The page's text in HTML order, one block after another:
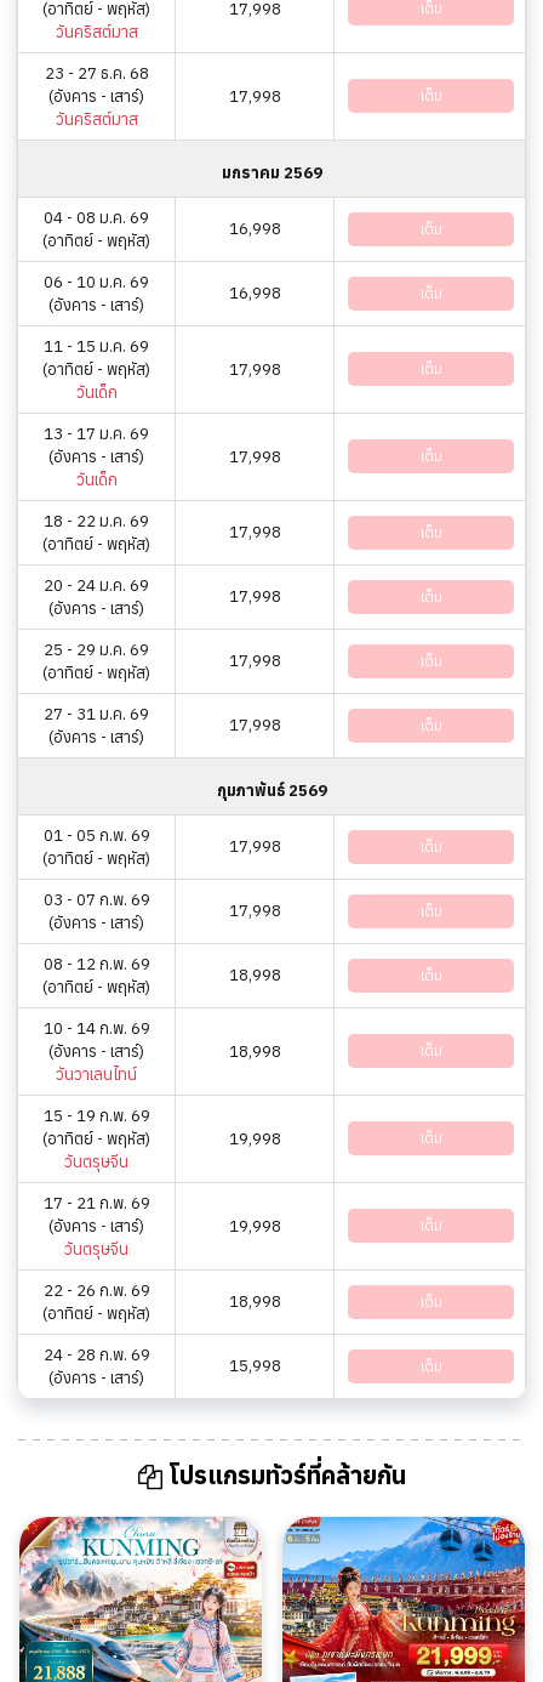
(อาทิตย์ - พฤหัส)
วันคริสต์มาส
17,998 เต็ม
23 - 27 ธ.ค. 68
(อังคาร - เสาร์)
วันคริสต์มาส
17,998 เต็ม
มกราคม 2569
04 - 08 ม.ค. 69
(อาทิตย์ - พฤหัส)
16,998 เต็ม
06 - 10 ม.ค. 69
(อังคาร - เสาร์)
16,998 เต็ม
11 - 15 ม.ค. 69
(อาทิตย์ - พฤหัส)
วันเด็ก
17,998 เต็ม
13 - 17 ม.ค. 69
(อังคาร - เสาร์)
วันเด็ก
17,998 เต็ม
18 - 22 ม.ค. 69
(อาทิตย์ - พฤหัส)
17,998 เต็ม
20 - 24 ม.ค. 69
(อังคาร - เสาร์)
17,998 เต็ม
25 - 29 ม.ค. 69
(อาทิตย์ - พฤหัส)
17,998 เต็ม
27 - 31 ม.ค. 69
(อังคาร - เสาร์)
17,998 เต็ม
กุมภาพันธ์ 2569
01 - 05 ก.พ. 69
(อาทิตย์ - พฤหัส)
17,998 เต็ม
03 - 07 ก.พ. 69
(อังคาร - เสาร์)
17,998 เต็ม
08 - 12 ก.พ. 69
(อาทิตย์ - พฤหัส)
18,998 เต็ม
10 - 14 ก.พ. 69
(อังคาร - เสาร์)
วันวาเลนไทน์
18,998 เต็ม
15 - 19 ก.พ. 69
(อาทิตย์ - พฤหัส)
วันตรุษจีน
19,998 เต็ม
17 - 21 ก.พ. 69
(อังคาร - เสาร์)
วันตรุษจีน
19,998 เต็ม
22 - 26 ก.พ. 69
(อาทิตย์ - พฤหัส)
18,998 เต็ม
24 - 28 ก.พ. 69
(อังคาร - เสาร์)
15,998 เต็ม
โปรแกรมทัวร์ที่คล้ายกัน